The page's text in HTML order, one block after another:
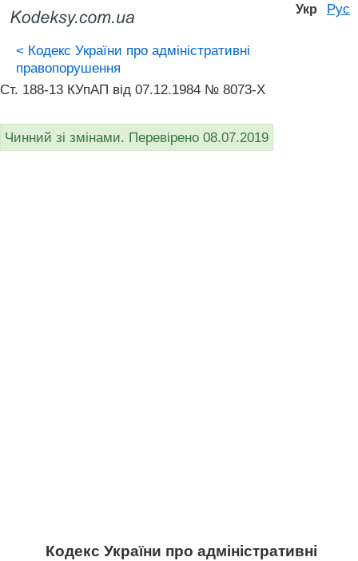
Укр Рус
< Кодекс України про адміністративні
правопорушення
Ст. 188-13 КУпАП вiд 07.12.1984 № 8073-X
Чинний зі змінами. Перевірено 08.07.2019
Кодекс України про адміністративні